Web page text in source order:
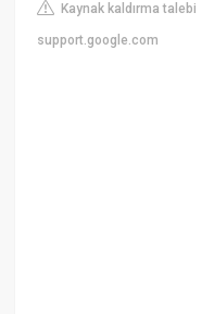
Kaynak kaldırma talebi
support.google.com